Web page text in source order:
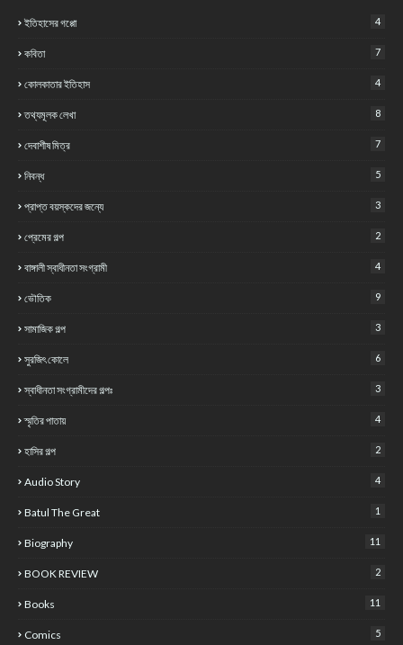
ইতিহাসের গপ্পো 4
কবিতা 7
কোলকাতার ইতিহাস 4
তথ্যমূলক লেখা 8
দেবাশীষ মিত্র 7
নিবন্ধ 5
প্রাপ্ত বয়স্কদের জন্যে 3
প্রেমের গল্প 2
বাঙ্গালী স্বাধীনতা সংগ্রামী 4
ভৌতিক 9
সামাজিক গল্প 3
সুরজিৎ কোলে 6
স্বাধীনতা সংগ্রামীদের গল্পঃ 3
স্মৃতির পাতায় 4
হাসির গল্প 2
Audio Story 4
Batul The Great 1
Biography 11
BOOK REVIEW 2
Books 11
Comics 5